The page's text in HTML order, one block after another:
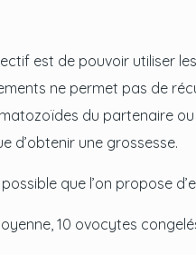
est de pouvoir utiliser
ne permet pas de
du partenaire ou
d’obtenir une grossesse.
possible que l’on propose
10 ovocytes